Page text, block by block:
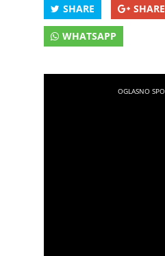
SHARE SHARE
WHATSAPP